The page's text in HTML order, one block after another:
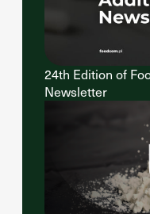
24th Edition of
Newsletter